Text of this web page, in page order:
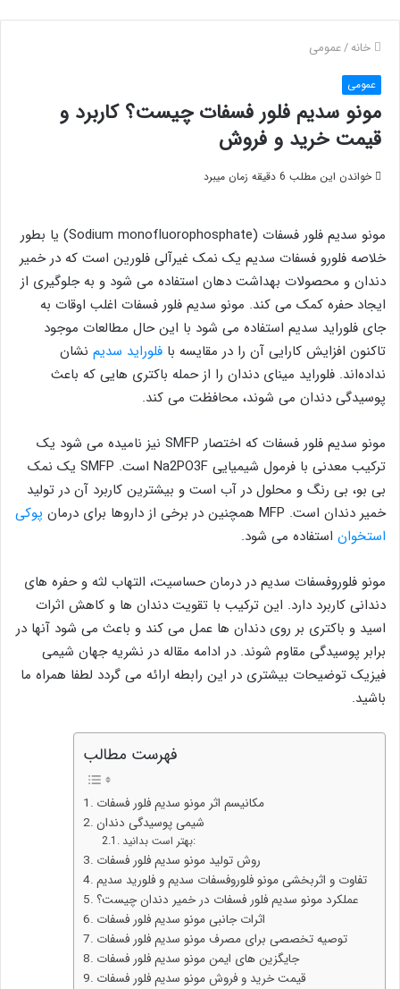
خانه/عمومی
عمومی
مونو سدیم فلور فسفات چیست؟ کاربرد و
قیمت خرید و فروش
خواندن این مطلب 6 دقیقه زمان میبرد
مونو سدیم فلور فسفات (Sodium monofluorophosphate) یا بطور
خلاصه فلورو فسفات سدیم یک نمک غیرآلی فلورین است که در خمیر
دندان و محصولات بهداشت دهان استفاده می شود و به جلوگیری از
ایجاد حفره کمک می کند. مونو سدیم فلور فسفات اغلب اوقات به
جای فلوراید سدیم استفاده می شود با این حال مطالعات موجود
تاکنون افزایش کارایی آن را در مقایسه با فلوراید سدیم نشان
نداده‌اند. فلوراید مینای دندان را از حمله باکتری هایی که باعث
پوسیدگی دندان می شوند، محافظت می کند.
مونو سدیم فلور فسفات که اختصار SMFP نیز نامیده می شود یک
ترکیب معدنی با فرمول شیمیایی Na2PO3F است. SMFP یک نمک
بی بو، بی رنگ و محلول در آب است و بیشترین کاربرد آن در تولید
خمیر دندان است. MFP همچنین در برخی از داروها برای درمان
پوکی
استخوان استفاده می شود.
مونو فلوروفسفات سدیم در درمان حساسیت، التهاب لثه و حفره های
دندانی کاربرد دارد. این ترکیب با تقویت دندان ها و کاهش اثرات
اسید و باکتری بر روی دندان ها عمل می کند و باعث می شود آنها در
برابر پوسیدگی مقاوم شوند. در ادامه مقاله در نشریه جهان شیمی
فیزیک توضیحات بیشتری در این رابطه ارائه می گردد لطفا همراه ما
باشید.
فهرست مطالب
مکانیسم اثر مونو سدیم فلور فسفات
شیمی پوسیدگی دندان
بهتر است بدانید:
روش تولید مونو سدیم فلور فسفات
تفاوت و اثربخشی مونو فلوروفسفات سدیم و فلورید سدیم
عملکرد مونو سدیم فلور فسفات در خمیر دندان چیست؟
اثرات جانبی مونو سدیم فلور فسفات
توصیه تخصصی برای مصرف مونو سدیم فلور فسفات
جایگزین های ایمن مونو سدیم فلور فسفات
قیمت خرید و فروش مونو سدیم فلور فسفات